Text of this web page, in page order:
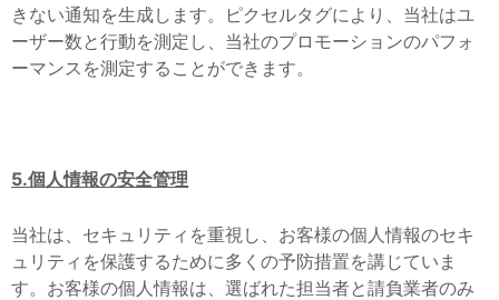
きない通知を生成します。ピクセルタグにより、当社はユ
ーザー数と行動を測定し、当社のプロモーションのパフォ
ーマンスを測定することができます。
5.個人情報の安全管理
当社は、セキュリティを重視し、お客様の個人情報のセキ
ュリティを保護するために多くの予防措置を講じていま
す。お客様の個人情報は、選ばれた担当者と請負業者のみ